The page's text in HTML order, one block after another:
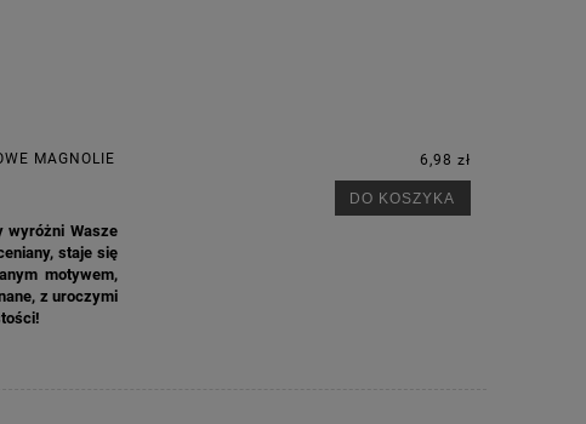
MAGNOLIE
wyróżni Wasze
staje się
motywem,
z uroczymi
6,98 zł
DO KOSZYKA